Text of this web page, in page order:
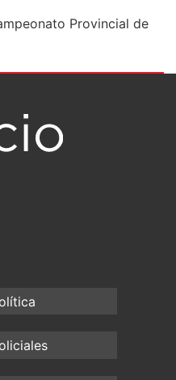
Provincial de